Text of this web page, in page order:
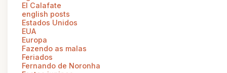
El Calafate
english posts
Estados Unidos
EUA
Europa
Fazendo as malas
Feriados
Fernando de Noronha